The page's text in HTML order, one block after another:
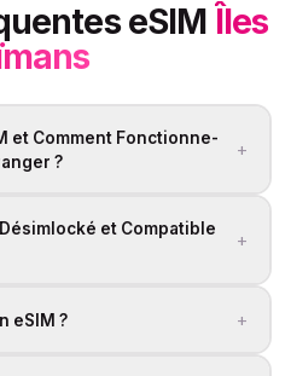
eSIM Îles
et Comment Fonctionne-
?
+
et Compatible
+
eSIM ? +